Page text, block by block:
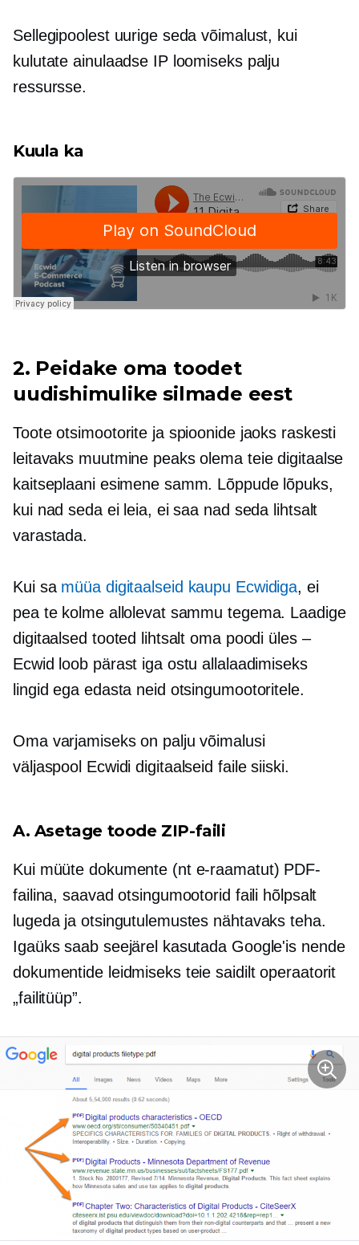
Sellegipoolest uurige seda võimalust, kui
kulutate ainulaadse IP loomiseks palju
ressursse.
Kuula ka
2. Peidake oma toodet
uudishimulike silmade eest
Toote otsimootorite ja spioonide jaoks raskesti
leitavaks muutmine peaks olema teie digitaalse
kaitseplaani esimene samm. Lõppude lõpuks,
kui nad seda ei leia, ei saa nad seda lihtsalt
varastada.
Kui sa müüa digitaalseid kaupu Ecwidiga, ei
pea te kolme allolevat sammu tegema. Laadige
digitaalsed tooted lihtsalt oma poodi üles –
Ecwid loob pärast iga ostu allalaadimiseks
lingid ega edasta neid otsingumootoritele.
Oma varjamiseks on palju võimalusi
väljaspool Ecwidi digitaalseid faile siiski.
A. Asetage toode ZIP-faili
Kui müüte dokumente (nt e-raamatut) PDF-
failina, saavad otsingumootorid faili hõlpsalt
lugeda ja otsingutulemustes nähtavaks teha.
Igaüks saab seejärel kasutada Google'is nende
dokumentide leidmiseks teie saidilt operaatorit
„failitüüp”.